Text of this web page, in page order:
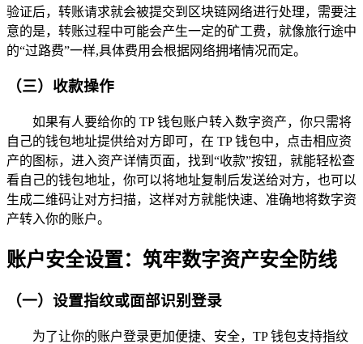
验证后，转账请求就会被提交到区块链网络进行处理，需要注
意的是，转账过程中可能会产生一定的矿工费，就像旅行途中
的“过路费”一样,具体费用会根据网络拥堵情况而定。
（三）收款操作
如果有人要给你的 TP 钱包账户转入数字资产，你只需将
自己的钱包地址提供给对方即可，在 TP 钱包中，点击相应资
产的图标，进入资产详情页面，找到“收款”按钮，就能轻松查
看自己的钱包地址，你可以将地址复制后发送给对方，也可以
生成二维码让对方扫描，这样对方就能快速、准确地将数字资
产转入你的账户。
账户安全设置：筑牢数字资产安全防线
（一）设置指纹或面部识别登录
为了让你的账户登录更加便捷、安全，TP 钱包支持指纹